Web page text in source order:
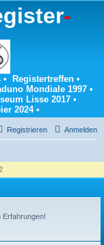
-
• Registertreffen•
Mondiale 1997•
Lisse 2017 •
2024•
Anmelden
Registrieren